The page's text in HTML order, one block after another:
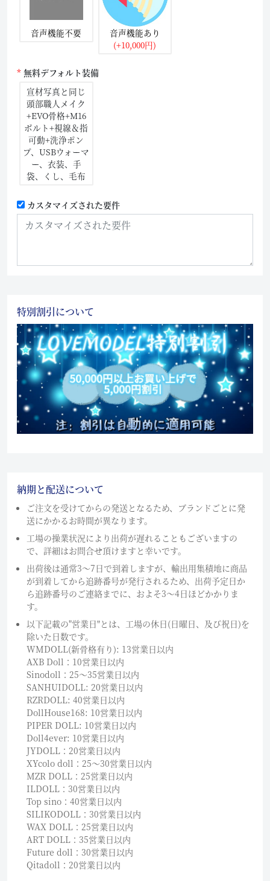
音声機能不要
音声機能あり
(+10,000円)
無料デフォルト装備
宣材写真と同じ
頭部職人メイク
+EVO骨格+M16
ボルト+視線＆指
可動+洗浄ポン
プ、USBウォーマ
ー、衣装、手
袋、くし、毛布
カスタマイズされた要件
特別割引について
納期と配送について
ご注文を受けてからの発送となるため、ブランドごとに発
送にかかるお時間が異なります。
工場の操業状況により出荷が遅れることもございますの
で、詳細はお問合せ頂けますと幸いです。
出荷後は通常3～7日で到着しますが、輸出用集積地に商品
が到着してから追跡番号が発行されるため、出荷予定日か
ら追跡番号のご連絡までに、およそ3〜4日ほどかかりま
す。
以下記載の"営業日"とは、工場の休日(日曜日、及び祝日)を
除いた日数です。
WMDOLL(新骨格有り): 13営業日以内
AXB Doll：10営業日以内
Sinodoll：25〜35営業日以内
SANHUIDOLL: 20営業日以内
RZRDOLL: 40営業日以内
DollHouse168: 10営業日以内
PIPER DOLL: 10営業日以内
Doll4ever: 10営業日以内
JYDOLL：20営業日以内
XYcolo doll：25〜30営業日以内
MZR DOLL：25営業日以内
ILDOLL：30営業日以内
Top sino：40営業日以内
SILIKODOLL：30営業日以内
WAX DOLL：25営業日以内
ART DOLL：35営業日以内
Future doll：30営業日以内
Qitadoll：20営業日以内